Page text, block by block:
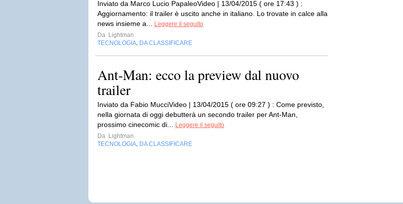
Inviato da Marco Lucio PapaleoVideo | 13/04/2015 ( ore 17:43 ) :
Aggiornamento: il trailer è uscito anche in italiano. Lo trovate in calce alla
news insieme a...
Leggere il seguito
Da Lightman
TECNOLOGIA DA CLASSIFICARE
Ant-Man: ecco la preview dal nuovo
trailer
Inviato da Fabio MucciVideo | 13/04/2015 ( ore 09:27 ) : Come previsto,
nella giornata di oggi debutterà un secondo trailer per Ant-Man,
prossimo cinecomic di...
Leggere il seguito
Da Lightman
TECNOLOGIA DA CLASSIFICARE